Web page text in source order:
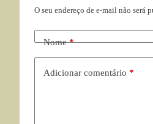
O seu endereço de e-mail não será
Nome*
Adicionar comentário *